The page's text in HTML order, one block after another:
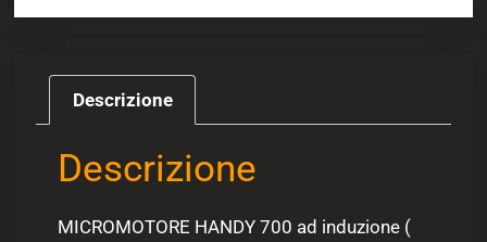
Descrizione
Descrizione
MICROMOTORE HANDY 700 ad induzione (